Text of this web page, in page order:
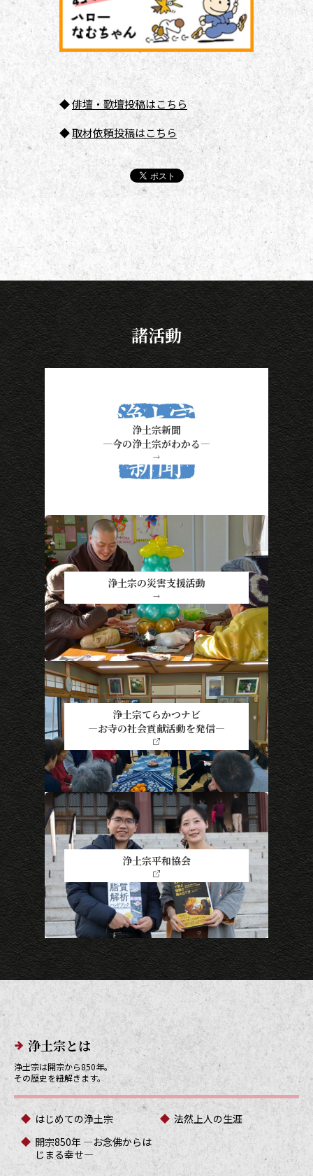
◆俳壇 ・歌壇投稿はこちら
◆取材依頼投稿はこちら
諸活動
浄土宗新聞
―今の浄土宗がわかる―
→
浄土宗の災害支援活動
→
浄土宗てらかつナビ
―お寺の社会貢献活動を発信―
浄土宗平和協会
メインメニューリンク
浄土宗とは
浄土宗は開宗から850年。
その歴史を紐解きます。
はじめての浄土宗
法然上人の生涯
開宗850年 ―お念佛からは
じまる幸せ―